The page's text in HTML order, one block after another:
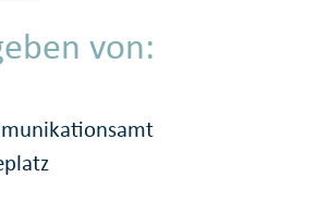
von: